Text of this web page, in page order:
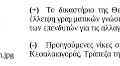
(+) Το δικαστήριο της
έλλειψη γραμματικών
των επενδυτών για τις
(-) Προηγούμενες νίκες
Κεφαλαιαγοράς, Τράπεζα